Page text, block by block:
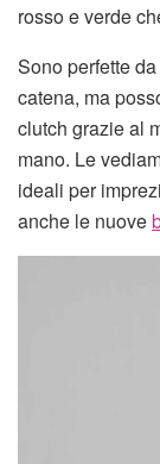
rosso e verde
Sono perfette
catena, ma
clutch grazie al
mano. Le
ideali per
anche le nuove